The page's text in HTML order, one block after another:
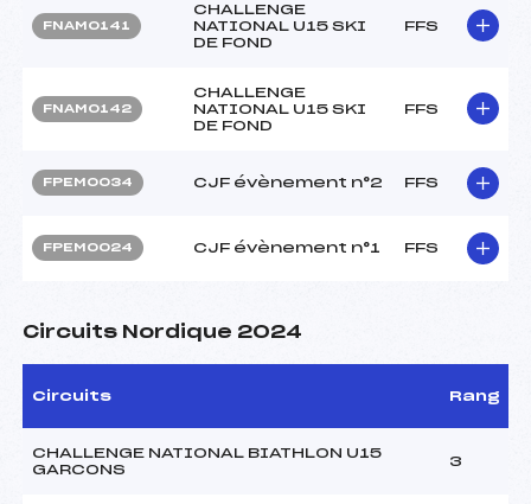
FNAM0141
CHALLENGE
NATIONAL U15 SKI
DE FOND
FFS
FNAM0142
CHALLENGE
NATIONAL U15 SKI
DE FOND
FFS
FPEM0034 CJF évènement n°2 FFS
FPEM0024 CJF évènement n°1 FFS
Circuits Nordique 2024
Circuits Rang
CHALLENGE NATIONAL BIATHLON U15
GARCONS
3